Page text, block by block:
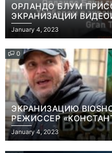
ОРЛАНДО БЛУМ
ЭКРАНИЗАЦИИ
January 4, 2023
0
ЭКРАНИЗАЦИЮ
РЕЖИССЕР
ИГР»
January 4, 2023